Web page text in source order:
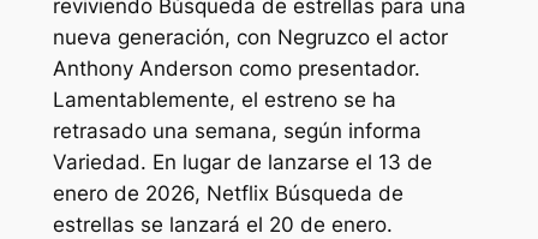
reviviendo Búsqueda de estrellas para una
nueva generación, con Negruzcoel actor
Anthony Anderson como presentador.
Lamentablemente, el estreno se ha
retrasado una semana, según informa
Variedad. En lugar de lanzarse el 13 de
enero de 2026, Netflix Búsqueda de
estrellas se lanzará el 20 de enero.